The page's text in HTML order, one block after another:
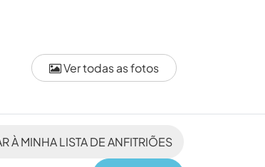
Ver todas as fotos
À MINHA LISTA DE ANFITRIÕES